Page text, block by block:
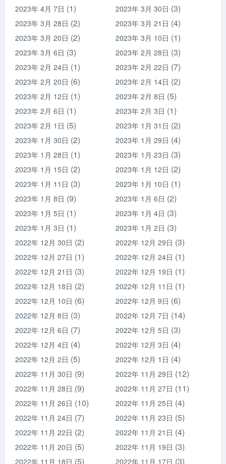
2023年 4月 7日 (1) 2023年 3月 30日 (3)
2023年 3月 28日 (2) 2023年 3月 21日 (4)
2023年 3月 20日 (2) 2023年 3月 10日 (1)
2023年 3月 6日 (3) 2023年 2月 28日 (3)
2023年 2月 24日 (1) 2023年 2月 22日 (7)
2023年 2月 20日 (6) 2023年 2月 14日 (2)
2023年 2月 12日 (1) 2023年 2月 8日 (5)
2023年 2月 6日 (1) 2023年 2月 3日 (1)
2023年 2月 1日 (5) 2023年 1月 31日 (2)
2023年 1月 30日 (2) 2023年 1月 29日 (4)
2023年 1月 28日 (1) 2023年 1月 23日 (3)
2023年 1月 15日 (2) 2023年 1月 12日 (2)
2023年 1月 11日 (3) 2023年 1月 10日 (1)
2023年 1月 8日 (9) 2023年 1月 6日 (2)
2023年 1月 5日 (1) 2023年 1月 4日 (3)
2023年 1月 3日 (1) 2023年 1月 2日 (3)
2022年 12月 30日 (2) 2022年 12月 29日 (3)
2022年 12月 27日 (1) 2022年 12月 24日 (1)
2022年 12月 21日 (3) 2022年 12月 19日 (1)
2022年 12月 18日 (2) 2022年 12月 11日 (1)
2022年 12月 10日 (6) 2022年 12月 9日 (6)
2022年 12月 8日 (3) 2022年 12月 7日 (14)
2022年 12月 6日 (7) 2022年 12月 5日 (3)
2022年 12月 4日 (4) 2022年 12月 3日 (4)
2022年 12月 2日 (5) 2022年 12月 1日 (4)
2022年 11月 30日 (9) 2022年 11月 29日 (12)
2022年 11月 28日 (9) 2022年 11月 27日 (11)
2022年 11月 26日 (10) 2022年 11月 25日 (4)
2022年 11月 24日 (7) 2022年 11月 23日 (5)
2022年 11月 22日 (2) 2022年 11月 21日 (4)
2022年 11月 20日 (5) 2022年 11月 19日 (3)
2022年 11月 18日 (5) 2022年 11月 17日 (3)